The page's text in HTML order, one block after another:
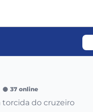
37 online
torcida do cruzeiro